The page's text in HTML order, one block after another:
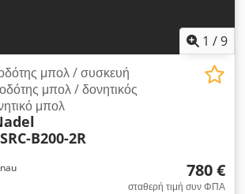
1 /9
μπολ / συσκευή
μπολ / δονητικός
μπολ
SRC-B200-2R
780 €
σταθερή τιμή συν ΦΠΑ